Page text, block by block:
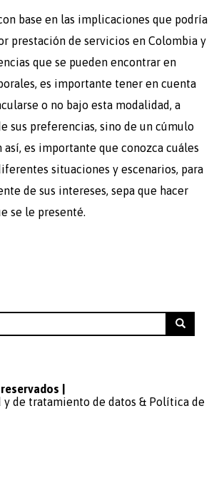
base en las implicaciones que podría
prestación de servicios en Colombia y
que se pueden encontrar en
es importante tener en cuenta
o no bajo esta modalidad, a
sus preferencias, sino de un cúmulo
así, es importante que conozca cuáles
situaciones y escenarios, para
de sus intereses, sepa que hacer
se le presenté.
Search
|
de tratamiento de datos & Política de